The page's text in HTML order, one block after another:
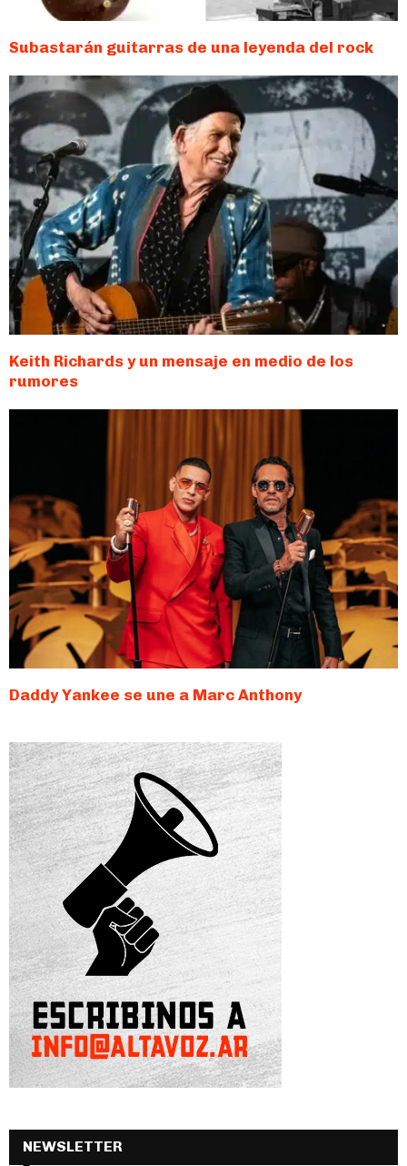
Subastarán guitarras de una leyenda del rock
Keith Richards y un mensaje en medio de los
rumores
Daddy Yankee se une a Marc Anthony
NEWSLETTER